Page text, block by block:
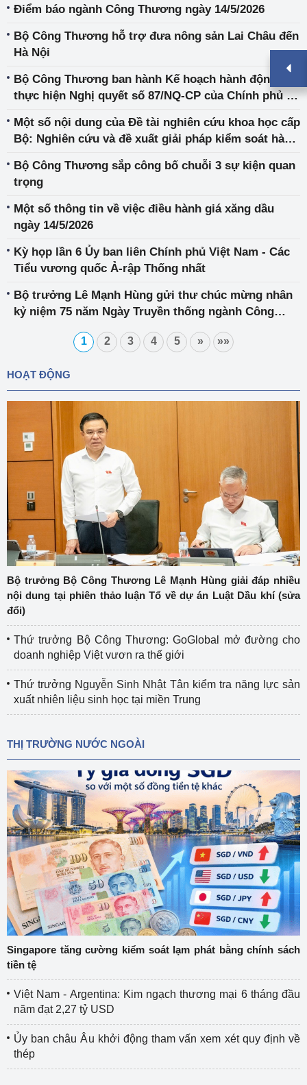
Điểm báo ngành Công Thương ngày 14/5/2026
Bộ Công Thương hỗ trợ đưa nông sản Lai Châu đến
Hà Nội
Bộ Công Thương ban hành Kế hoạch hành động
thực hiện Nghị quyết số 87/NQ-CP của Chính phủ về
Một số nội dung của Đề tài nghiên cứu khoa học cấp
Bộ: Nghiên cứu và đề xuất giải pháp kiểm soát hành
liệu lớn
Bộ Công Thương sắp công bố chuỗi 3 sự kiện quan
trọng
Một số thông tin về việc điều hành giá xăng dầu
ngày 14/5/2026
Kỳ họp lần 6 Ủy ban liên Chính phủ Việt Nam - Các
Tiểu vương quốc Ả-rập Thống nhất
Bộ trưởng Lê Mạnh Hùng gửi thư chúc mừng nhân
kỷ niệm 75 năm Ngày Truyền thống ngành Công
1 2 3 4 5 » »»
HOẠT ĐỘNG
Bộ trưởng Bộ Công Thương Lê Mạnh Hùng giải đáp nhiều
nội dung tại phiên thảo luận Tổ về dự án Luật Dầu khí (sửa
đổi)
Thứ trưởng Bộ Công Thương: GoGlobal mở đường cho
doanh nghiệp Việt vươn ra thế giới
Thứ trưởng Nguyễn Sinh Nhật Tân kiểm tra năng lực sản
xuất nhiên liệu sinh học tại miền Trung
THỊ TRƯỜNG NƯỚC NGOÀI
Singapore tăng cường kiểm soát lạm phát bằng chính sách
tiền tệ
Việt Nam - Argentina: Kim ngạch thương mại 6 tháng đầu
năm đạt 2,27 tỷ USD
Ủy ban châu Âu khởi động tham vấn xem xét quy định về
thép